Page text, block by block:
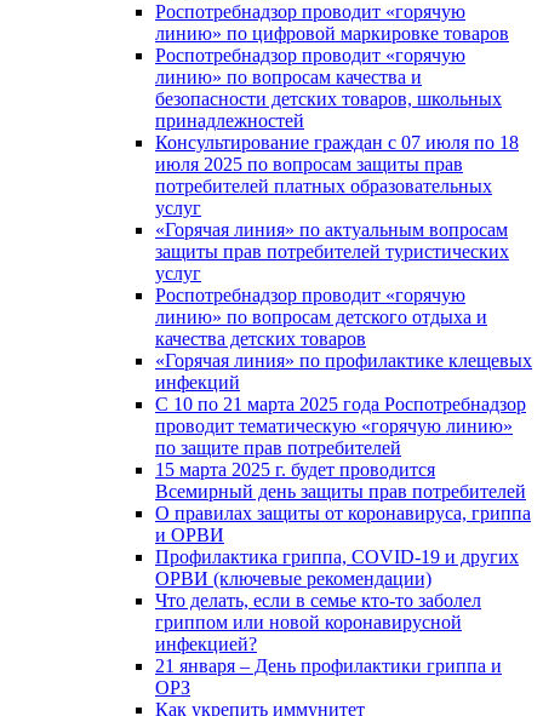
Роспотребнадзор проводит «горячую
линию» по цифровой маркировке товаров
Роспотребнадзор проводит «горячую
линию» по вопросам качества и
безопасности детских товаров, школьных
принадлежностей
Консультирование граждан с 07 июля по 18
июля 2025 по вопросам защиты прав
потребителей платных образовательных
услуг
«Горячая линия» по актуальным вопросам
защиты прав потребителей туристических
услуг
Роспотребнадзор проводит «горячую
линию» по вопросам детского отдыха и
качества детских товаров
«Горячая линия» по профилактике клещевых
инфекций
С 10 по 21 марта 2025 года Роспотребнадзор
проводит тематическую «горячую линию»
по защите прав потребителей
15 марта 2025 г. будет проводится
Всемирный день защиты прав потребителей
О правилах защиты от коронавируса, гриппа
и ОРВИ
Профилактика гриппа, COVID-19 и других
ОРВИ (ключевые рекомендации)
Что делать, если в семье кто-то заболел
гриппом или новой коронавирусной
инфекцией?
21 января – День профилактики гриппа и
ОРЗ
Как укрепить иммунитет